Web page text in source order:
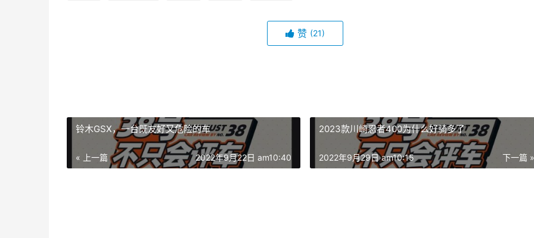
赞 (21)
铃木GSX，一台既友好又危险的车
« 上一篇 2022年9月22日 am10:40
2023款川崎忍者400为什么好骑多了
下一篇 »
2022年9月29日 am10:15